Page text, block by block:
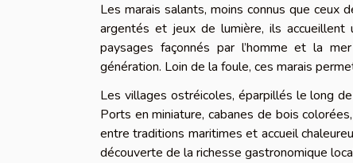
Les marais salants, moins connus que
argentés et jeux de lumière, ils accueillent
paysages façonnés par l’homme et la
génération. Loin de la foule, ces marais
Les villages ostréicoles, éparpillés le long
Ports en miniature, cabanes de bois
entre traditions maritimes et accueil
découverte de la richesse gastronomique